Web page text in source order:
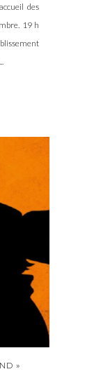
des
19 h
»